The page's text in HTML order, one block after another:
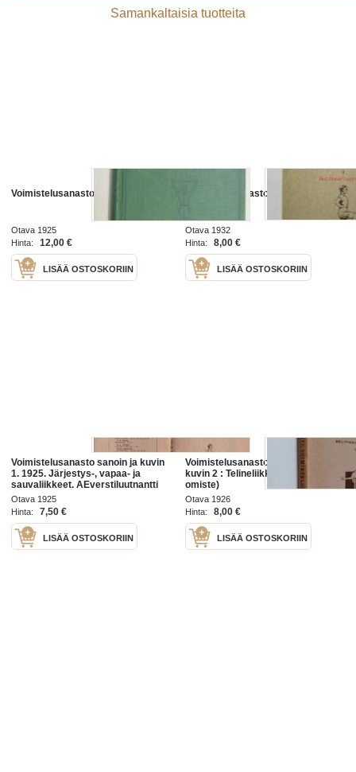
Samankaltaisia tuotteita
Voimistelusanasto sanoin ja kuvin
Otava 1925
Hinta:
12,00 €
LISÄÄ OSTOSKORIIN
Voimistelusanasto
Otava 1932
Hinta:
8,00 €
LISÄÄ OSTOSKORIIN
Voimistelusanasto sanoin ja kuvin
1. 1925. Järjestys-, vapaa- ja
sauvaliikkeet. AEverstiluutnantti
Kustaa Emil Levälahti (e. Gustaf
Emil Mulli,
Otava 1925
Hinta:
7,50 €
LISÄÄ OSTOSKORIIN
Voimistelusanasto selityksin ja
kuvin 2 : Telineliikkeet (tekijän
omiste)
Otava 1926
Hinta:
8,00 €
LISÄÄ OSTOSKORIIN